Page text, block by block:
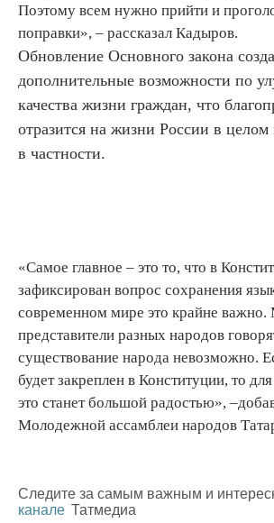
Поэтому всем нужно прийти и
поправки», – рассказал Кадыров.
Обновление Основного закона
дополнительные возможности по
качества жизни граждан, что
отразится на жизни России в целом
в частности.
«Самое главное – это то, что в
зафиксирован вопрос сохранения
современном мире это крайне важно.
представители разных народов
существование народа невозможно.
будет закреплен в Конституции, то
это станет большой радостью»,
Молодежной ассамблеи народов
Следите за самым важным и
канале Татмедиа